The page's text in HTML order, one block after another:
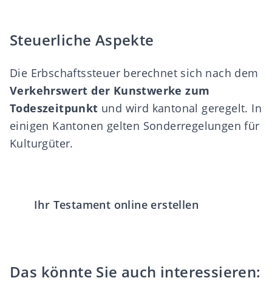
Steuerliche Aspekte
Die Erbschaftssteuer berechnet sich nach dem
Verkehrswert der Kunstwerke zum
Todeszeitpunkt und wird kantonal geregelt. In
einigen Kantonen gelten Sonderregelungen für
Kulturgüter.
Ihr Testament online erstellen
Das könnte Sie auch interessieren: